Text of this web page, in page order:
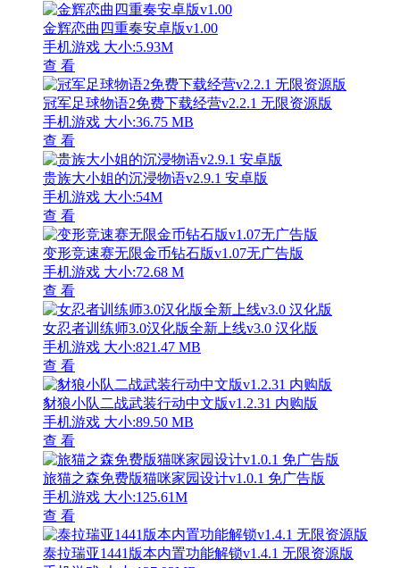
金辉恋曲四重奏安卓版v1.00
手机游戏 大小:5.93M
查 看
冠军足球物语2免费下载经营v2.2.1 无限资源版
手机游戏 大小:36.75 MB
查 看
贵族大小姐的沉浸物语v2.9.1 安卓版
手机游戏 大小:54M
查 看
变形竞速赛无限金币钻石版v1.07无广告版
手机游戏 大小:72.68 M
查 看
女忍者训练师3.0汉化版全新上线v3.0 汉化版
手机游戏 大小:821.47 MB
查 看
豺狼小队二战武装行动中文版v1.2.31 内购版
手机游戏 大小:89.50 MB
查 看
旅猫之森免费版猫咪家园设计v1.0.1 免广告版
手机游戏 大小:125.61M
查 看
泰拉瑞亚1441版本内置功能解锁v1.4.1 无限资源版